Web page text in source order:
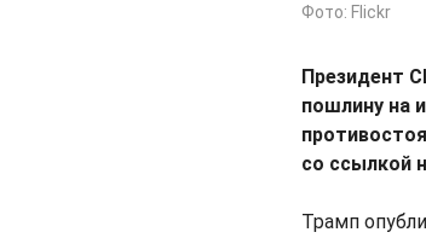
Фото: Flickr
Президент
пошлину на
со ссылкой
Трамп